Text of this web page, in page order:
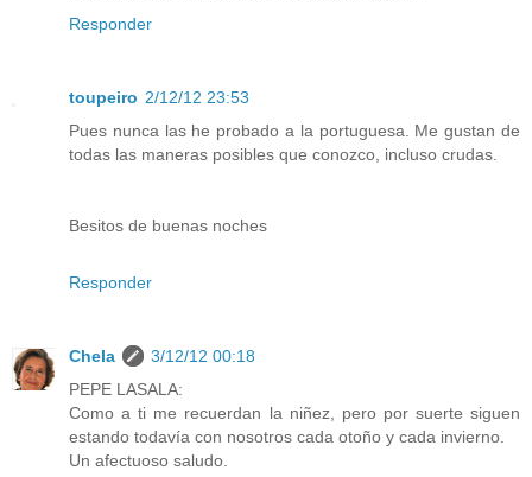
Responder
toupeiro 2/12/12 23:53
Pues nunca las he probado a la portuguesa. Me gustan de
todas las maneras posibles que conozco, incluso crudas.
Besitos de buenas noches
Responder
Chela
3/12/12 00:18
PEPE LASALA:
Como a ti me recuerdan la niñez, pero por suerte siguen
estando todavía con nosotros cada otoño y cada invierno.
Un afectuoso saludo.